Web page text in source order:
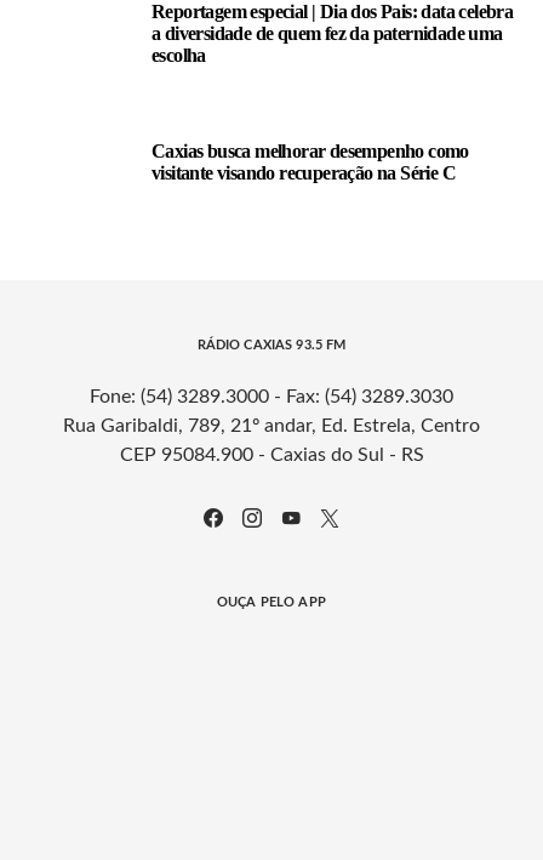
Reportagem especial | Dia dos Pais: data celebra
a diversidade de quem fez da paternidade uma
escolha
Caxias busca melhorar desempenho como
visitante visando recuperação na Série C
RÁDIO CAXIAS 93.5 FM
Fone: (54) 3289.3000 - Fax: (54) 3289.3030
Rua Garibaldi, 789, 21º andar, Ed. Estrela, Centro
CEP 95084.900 - Caxias do Sul - RS
OUÇA PELO APP